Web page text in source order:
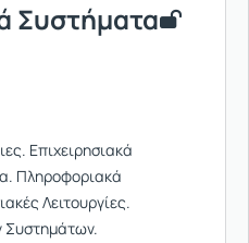
Συστήματα
Επιχειρησιακά
Πληροφοριακά
Λειτουργίες.
Συστημάτων.